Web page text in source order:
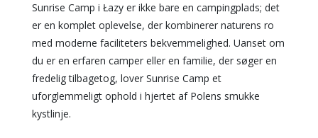
Sunrise Camp i Łazy er ikke bare en campingplads; det
er en komplet oplevelse, der kombinerer naturens ro
med moderne faciliteters bekvemmelighed. Uanset om
du er en erfaren camper eller en familie, der søger en
fredelig tilbagetog, lover Sunrise Camp et
uforglemmeligt ophold i hjertet af Polens smukke
kystlinje.